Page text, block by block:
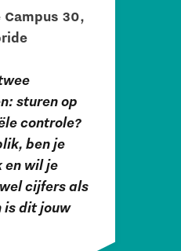
30,
sturen op
controle?
ben je
en wil je
cijfers als
is dit jouw